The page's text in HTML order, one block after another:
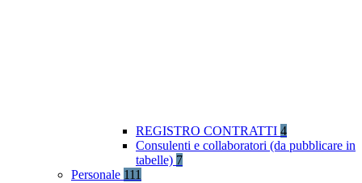
REGISTRO CONTRATTI 4
Consulenti e collaboratori (da pubblicare in
tabelle) 7
Personale 111